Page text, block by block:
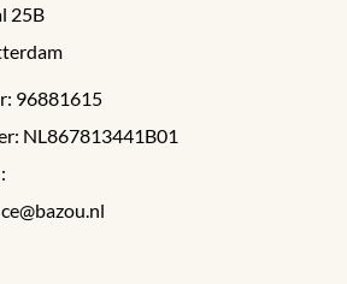
25B
96881615
NL867813441B01